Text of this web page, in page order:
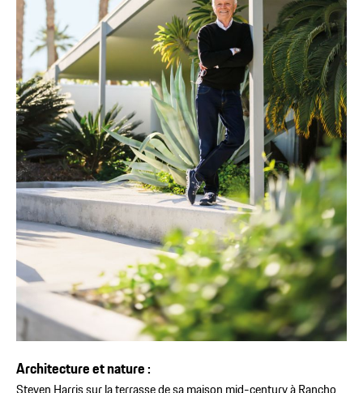
Architecture et nature :